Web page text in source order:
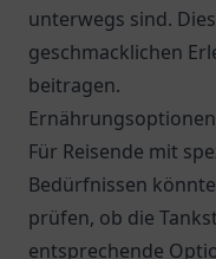
unterwegs sind.
geschmacklichen
beitragen.
Für Reisende mit
Bedürfnissen
prüfen, ob die
entsprechende